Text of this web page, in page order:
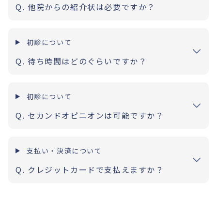
他院からの紹介状は必要ですか？
初診について
待ち時間はどのぐらいですか？
初診について
セカンドオピニオンは可能ですか？
支払い・決済について
クレジットカードで支払えますか？